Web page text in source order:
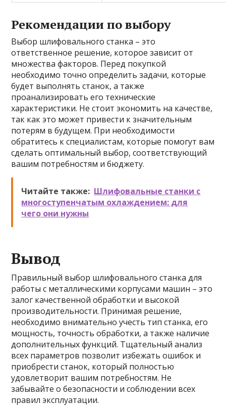
Рекомендации по выбору
Выбор шлифовального станка – это
ответственное решение, которое зависит от
множества факторов. Перед покупкой
необходимо точно определить задачи, которые
будет выполнять станок, а также
проанализировать его технические
характеристики. Не стоит экономить на качестве,
так как это может привести к значительным
потерям в будущем. При необходимости
обратитесь к специалистам, которые помогут вам
сделать оптимальный выбор, соответствующий
вашим потребностям и бюджету.
Читайте также: Шлифовальные станки с
многоступенчатым охлаждением: для
чего они нужны
Вывод
Правильный выбор шлифовального станка для
работы с металлическими корпусами машин – это
залог качественной обработки и высокой
производительности. Принимая решение,
необходимо внимательно учесть тип станка, его
мощность, точность обработки, а также наличие
дополнительных функций. Тщательный анализ
всех параметров позволит избежать ошибок и
приобрести станок, который полностью
удовлетворит вашим потребностям. Не
забывайте о безопасности и соблюдении всех
правил эксплуатации.